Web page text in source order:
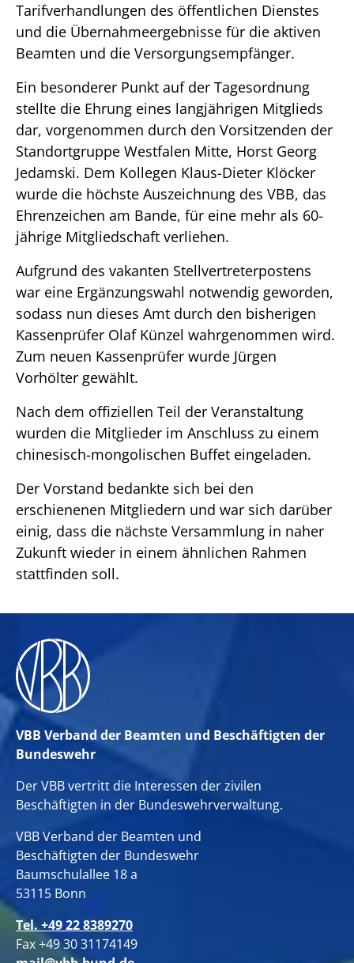
Tarifverhandlungen des öffentlichen Dienstes
und die Übernahmeergebnisse für die aktiven
Beamten und die Versorgungsempfänger.
Ein besonderer Punkt auf der Tagesordnung
stellte die Ehrung eines langjährigen Mitglieds
dar, vorgenommen durch den Vorsitzenden der
Standortgruppe Westfalen Mitte, Horst Georg
Jedamski. Dem Kollegen Klaus-Dieter Klöcker
wurde die höchste Auszeichnung des VBB, das
Ehrenzeichen am Bande, für eine mehr als 60-
jährige Mitgliedschaft verliehen.
Aufgrund des vakanten Stellvertreterpostens
war eine Ergänzungswahl notwendig geworden,
sodass nun dieses Amt durch den bisherigen
Kassenprüfer Olaf Künzel wahrgenommen wird.
Zum neuen Kassenprüfer wurde Jürgen
Vorhölter gewählt.
Nach dem offiziellen Teil der Veranstaltung
wurden die Mitglieder im Anschluss zu einem
chinesisch-mongolischen Buffet eingeladen.
Der Vorstand bedankte sich bei den
erschienenen Mitgliedern und war sich darüber
einig, dass die nächste Versammlung in naher
Zukunft wieder in einem ähnlichen Rahmen
stattfinden soll.
VBB Verband der Beamten und Beschäftigten der
Bundeswehr
Der VBB vertritt die Interessen der zivilen
Beschäftigten in der Bundeswehrverwaltung.
VBB Verband der Beamten und
Beschäftigten der Bundeswehr
Baumschulallee 18 a
53115 Bonn
Tel. +49 22 8389270
Fax +49 30 31174149